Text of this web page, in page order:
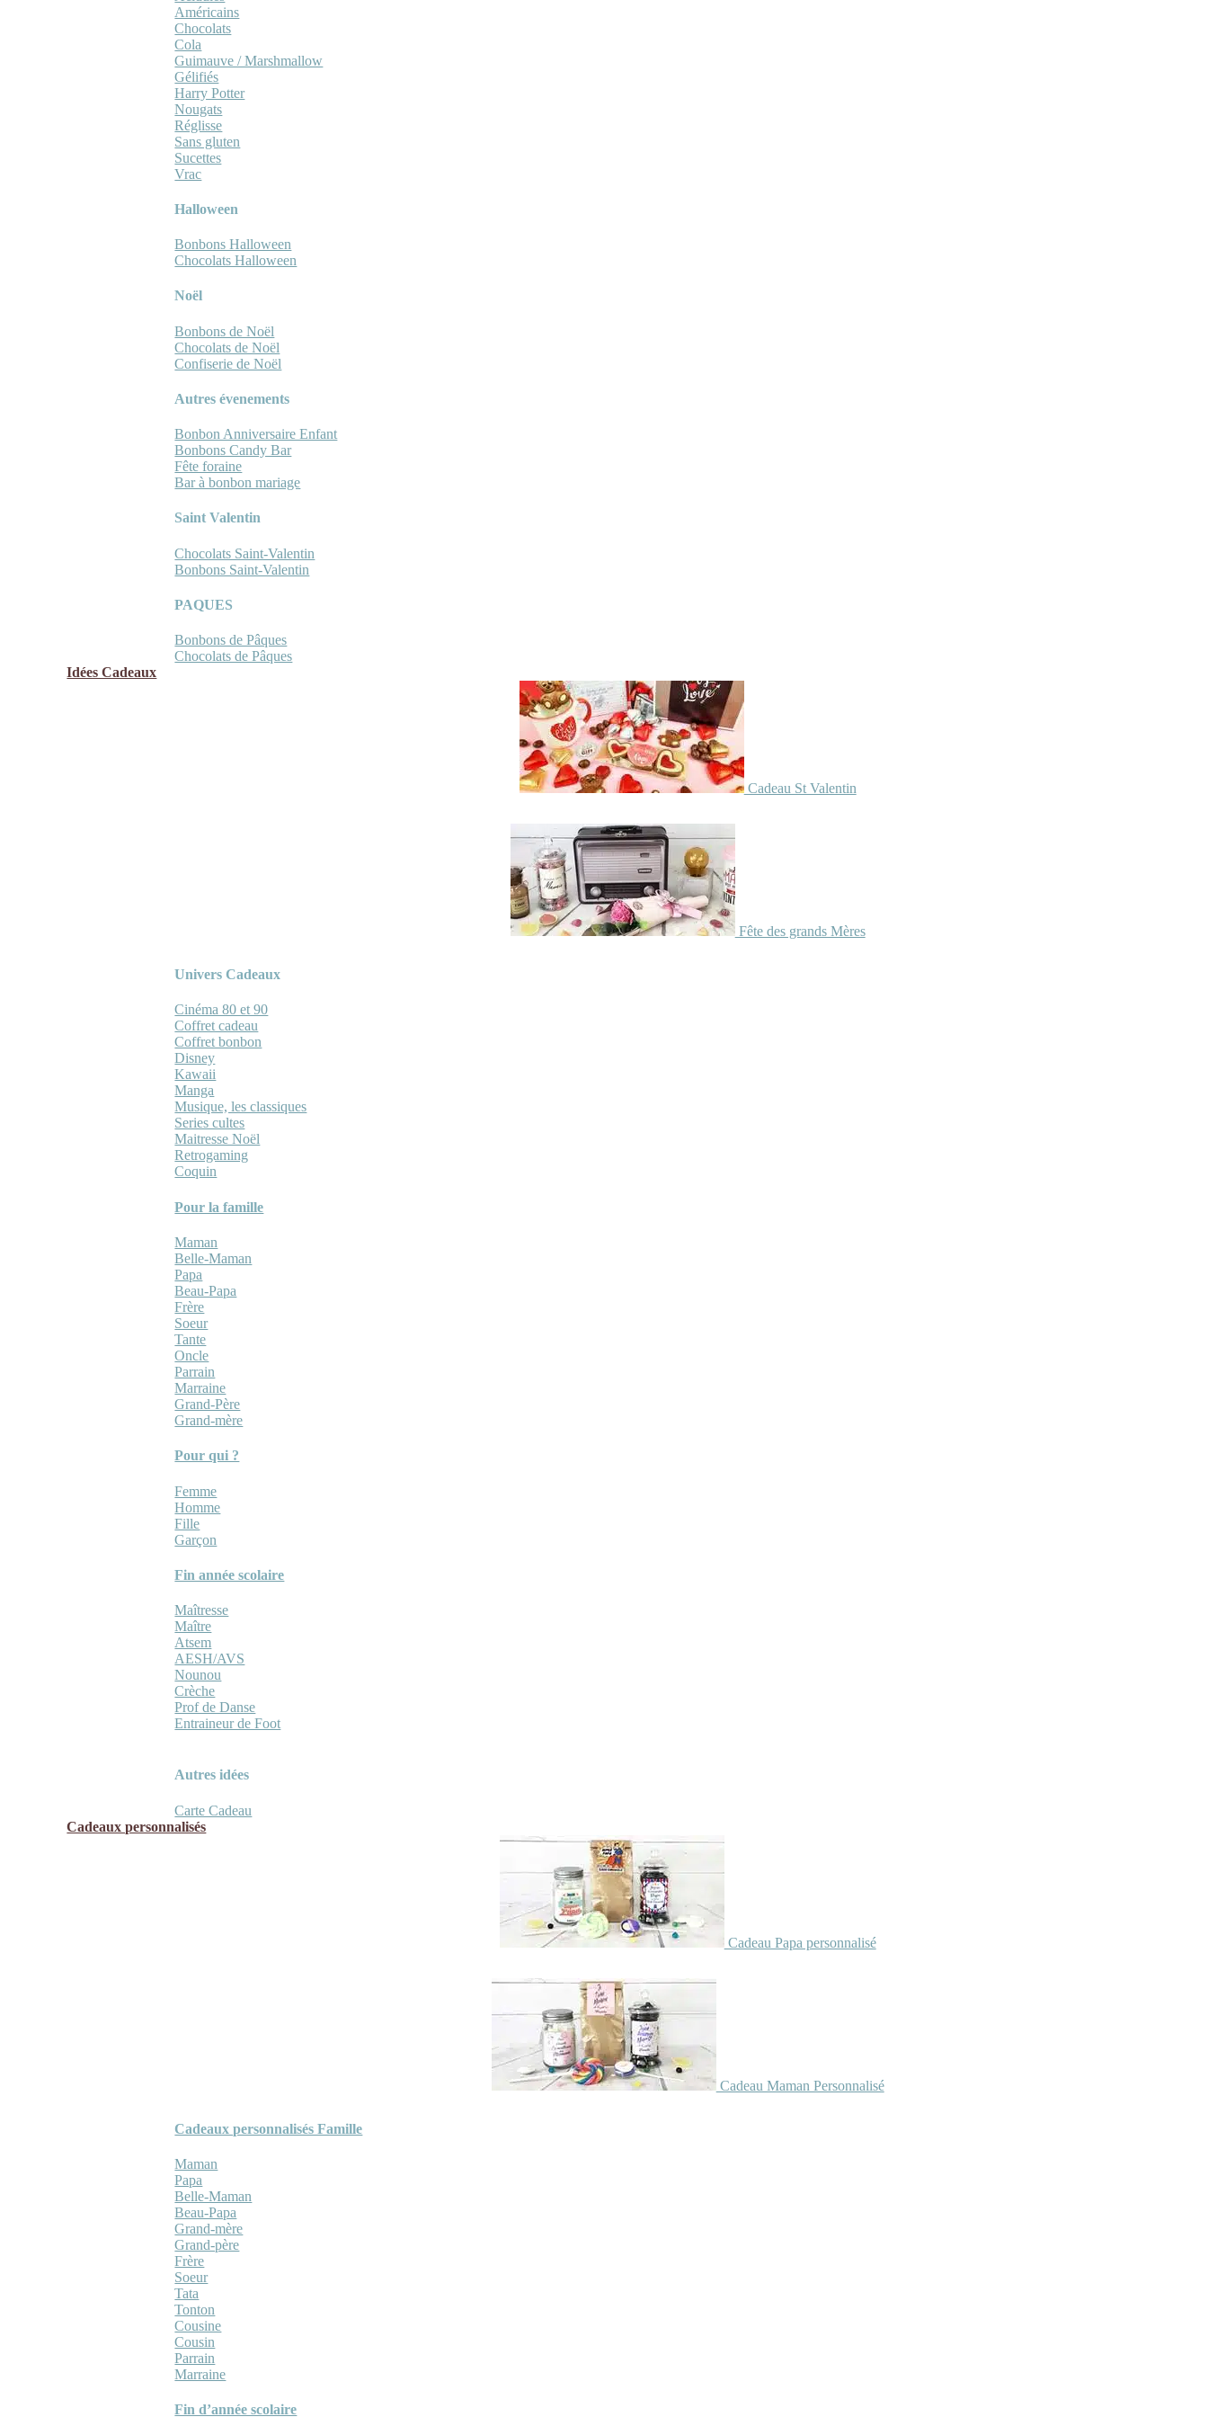
Américains
Chocolats
Cola
Guimauve / Marshmallow
Gélifiés
Harry Potter
Nougats
Réglisse
Sans gluten
Sucettes
Vrac
Halloween
Bonbons Halloween
Chocolats Halloween
Noël
Bonbons de Noël
Chocolats de Noël
Confiserie de Noël
Autres évenements
Bonbon Anniversaire Enfant
Bonbons Candy Bar
Fête foraine
Bar à bonbon mariage
Saint Valentin
Chocolats Saint-Valentin
Bonbons Saint-Valentin
PAQUES
Bonbons de Pâques
Chocolats de Pâques
Idées Cadeaux
Cadeau St Valentin
Fête des grands Mères
Univers Cadeaux
Cinéma 80 et 90
Coffret cadeau
Coffret bonbon
Disney
Kawaii
Manga
Musique, les classiques
Series cultes
Maitresse Noël
Retrogaming
Coquin
Pour la famille
Maman
Belle-Maman
Papa
Beau-Papa
Frère
Soeur
Tante
Oncle
Parrain
Marraine
Grand-Père
Grand-mère
Pour qui ?
Femme
Homme
Fille
Garçon
Fin année scolaire
Maîtresse
Maître
Atsem
AESH/AVS
Nounou
Crèche
Prof de Danse
Entraineur de Foot
Autres idées
Carte Cadeau
Cadeaux personnalisés
Cadeau Papa personnalisé
Cadeau Maman Personnalisé
Cadeaux personnalisés Famille
Maman
Papa
Belle-Maman
Beau-Papa
Grand-mère
Grand-père
Frère
Soeur
Tata
Tonton
Cousine
Cousin
Parrain
Marraine
Fin d’année scolaire